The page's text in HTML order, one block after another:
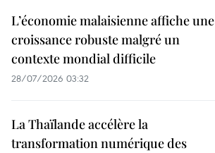
L’économie malaisienne affiche une
croissance robuste malgré un
contexte mondial difficile
28/07/2026 03:32
La Thaïlande accélère la
transformation numérique des